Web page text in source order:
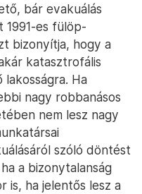
bár evakuálás
1991-es fülöp-
bizonyítja, hogy a
katasztrofális
Ha
nagy robbanásos
nem lesz nagy
szóló döntést
a bizonytalanság
is, ha jelentős lesz a